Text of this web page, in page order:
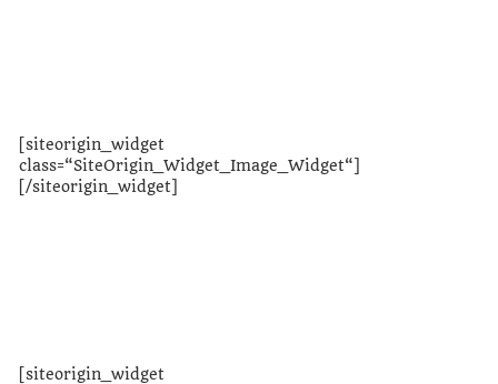
[siteorigin_widget
class=“SiteOrigin_Widget_Image_Widget“]
[/siteorigin_widget]
[siteorigin_widget